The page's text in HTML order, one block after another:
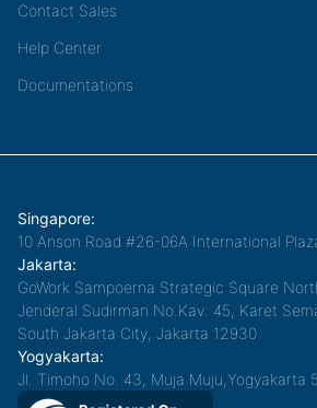
Contact Sales
Help Center
Documentations
Singapore:
10 Anson Road #26-06A International
Jakarta:
GoWork Sampoerna Strategic Square
Jenderal Sudirman No.Kav. 45, Karet
South Jakarta City, Jakarta 12930
Yogyakarta:
Jl. Timoho No. 43, Muja Muju,Yogyakarta